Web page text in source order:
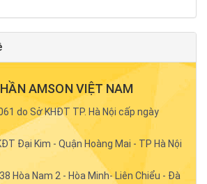
AMSON VIỆT NAM
do Sở KHĐT TP. Hà Nội cấp ngày
Đại Kim - Quận Hoàng Mai - TP Hà Nội
Hòa Nam 2 - Hòa Minh- Liên Chiểu - Đà